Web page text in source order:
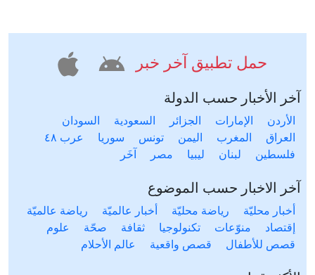
حمل تطبيق آخر خبر
آخر الأخبار حسب الدولة
الأردن الإمارات الجزائر السعودية
السودان
العراق
المغرب اليمن تونس سوريا
عرب ٤٨
فلسطين
لبنان ليبيا مصر آخَر
آخر الاخبار حسب الموضوع
أخبار محليّة رياضة محليّة أخبار عالميّة
رياضة عالميّة
إقتصاد
منوّعات تكنولوجيا ثقافة صحّة
علوم
قصص للأطفال
قصص واقعية عالم الأحلام